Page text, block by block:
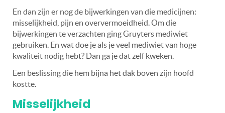
En dan zijn er nog de bijwerkingen van die medicijnen:
misselijkheid, pijn en oververmoeidheid. Om die
bijwerkingen te verzachten ging Gruyters mediwiet
gebruiken. En wat doe je als je veel mediwiet van hoge
kwaliteit nodig hebt? Dan ga je dat zelf kweken.
Een beslissing die hem bijna het dak boven zijn hoofd
kostte.
Misselijkheid